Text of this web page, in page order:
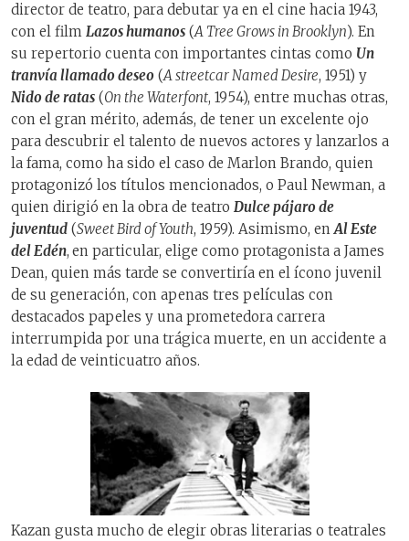
director de teatro, para debutar ya en el cine hacia 1943,
con el film Lazos humanos (A Tree Grows in Brooklyn). En
su repertorio cuenta con importantes cintas como Un
tranvía llamado deseo (A streetcar Named Desire, 1951) y
Nido de ratas (On the Waterfont, 1954), entre muchas otras,
con el gran mérito, además, de tener un excelente ojo
para descubrir el talento de nuevos actores y lanzarlos a
la fama, como ha sido el caso de Marlon Brando, quien
protagonizó los títulos mencionados, o Paul Newman, a
quien dirigió en la obra de teatro Dulce pájaro de
juventud (Sweet Bird of Youth, 1959). Asimismo, enAl Este
del Edén, en particular, elige como protagonista a James
Dean, quien más tarde se convertiría en el ícono juvenil
de su generación, con apenas tres películas con
destacados papeles y una prometedora carrera
interrumpida por una trágica muerte, en un accidente a
la edad de veinticuatro años.
Kazan gusta mucho de elegir obras literarias o teatrales